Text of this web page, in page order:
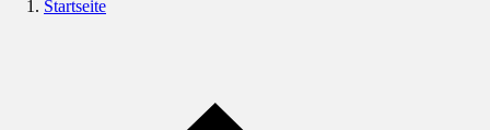
Startseite